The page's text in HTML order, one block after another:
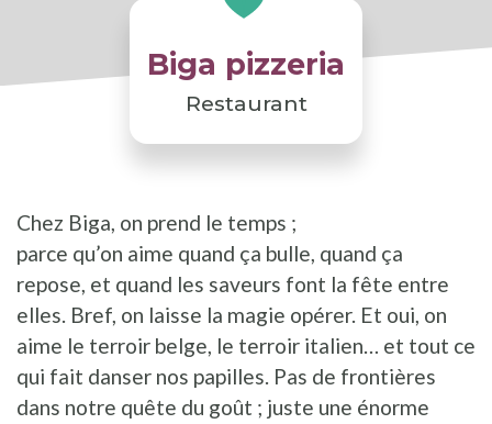
Biga pizzeria
Restaurant
Chez Biga, on prend le temps ;
parce qu’on aime quand ça bulle, quand ça
repose, et quand les saveurs font la fête entre
elles. Bref, on laisse la magie opérer. Et oui, on
aime le terroir belge, le terroir italien… et tout ce
qui fait danser nos papilles. Pas de frontières
dans notre quête du goût ; juste une énorme